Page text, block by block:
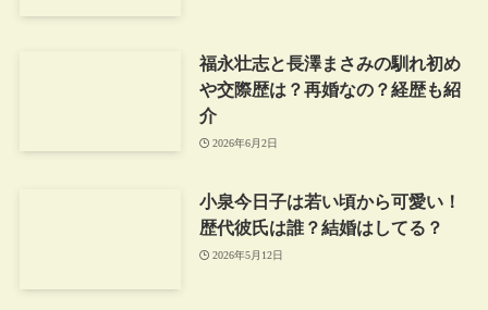
福永壮志と長澤まさみの馴れ初め
や交際歴は？再婚なの？経歴も紹
介
2026年6月2日
小泉今日子は若い頃から可愛い！
歴代彼氏は誰？結婚はしてる？
2026年5月12日